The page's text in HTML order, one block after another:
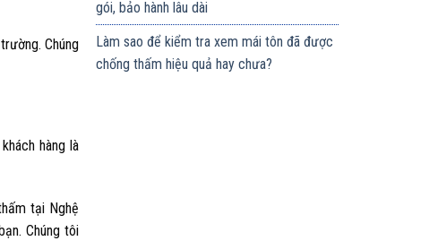
Chúng
hàng là
tại Nghệ
Chúng tôi
gói, bảo hành lâu dài
Làm sao để kiểm tra xem mái tôn đã được
chống thấm hiệu quả hay chưa?